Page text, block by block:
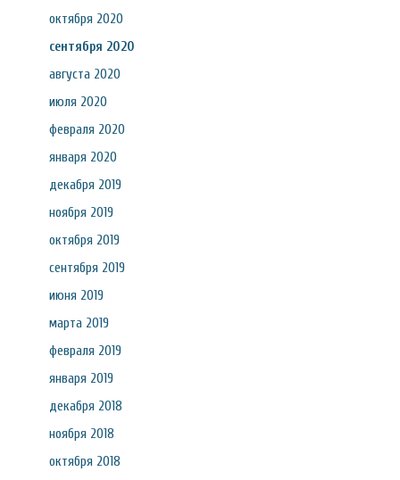
октября 2020
сентября 2020
августа 2020
июля 2020
февраля 2020
января 2020
декабря 2019
ноября 2019
октября 2019
сентября 2019
июня 2019
марта 2019
февраля 2019
января 2019
декабря 2018
ноября 2018
октября 2018